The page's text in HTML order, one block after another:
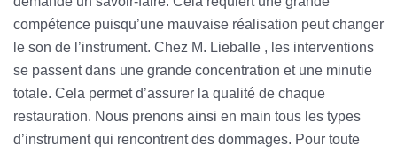
compétence puisqu’une mauvaise réalisation peut changer
le son de l’instrument. Chez M. Lieballe , les interventions
se passent dans une grande concentration et une minutie
totale. Cela permet d’assurer la qualité de chaque
restauration. Nous prenons ainsi en main tous les types
d’instrument qui rencontrent des dommages. Pour toute